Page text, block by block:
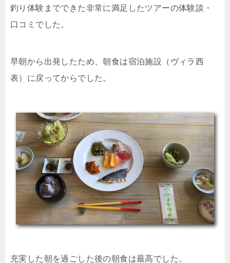
釣り体験までできた非常に満足したツアーの体験談・
口コミでした。
早朝から出発したため、朝食は宿泊施設（ヴィラ西
表）に戻ってからでした。
充実した朝を過ごした後の朝食は最高でした。